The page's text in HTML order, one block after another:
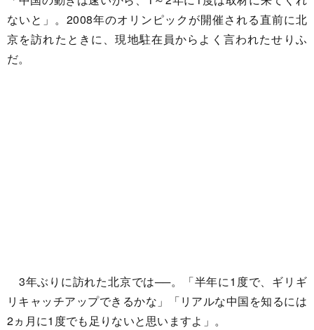
ないと」。2008年のオリンピックが開催される直前に北
京を訪れたときに、現地駐在員からよく言われたせりふ
だ。
3年ぶりに訪れた北京では──。「半年に1度で、ギリギ
リキャッチアップできるかな」「リアルな中国を知るには
2ヵ月に1度でも足りないと思いますよ」。